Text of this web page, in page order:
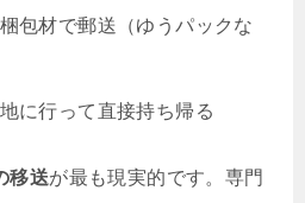
梱包材で郵送（ゆうパックな
地に行って直接持ち帰る
移送が最も現実的です。専門